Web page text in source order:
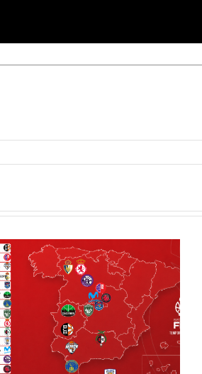
Baloncesto
configura el
Staff Técnico
para la
temporada